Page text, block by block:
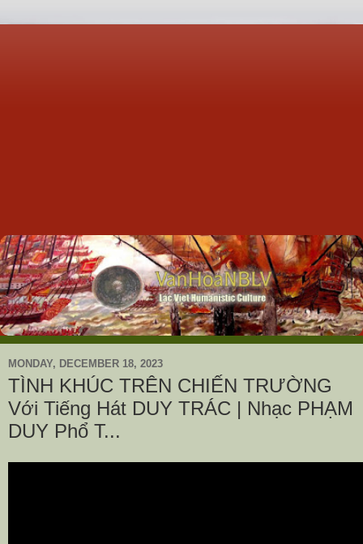
MONDAY, DECEMBER 18, 2023
TÌNH KHÚC TRÊN CHIẾN TRƯỜNG
Với Tiếng Hát DUY TRÁC | Nhạc PHẠM
DUY Phổ T...